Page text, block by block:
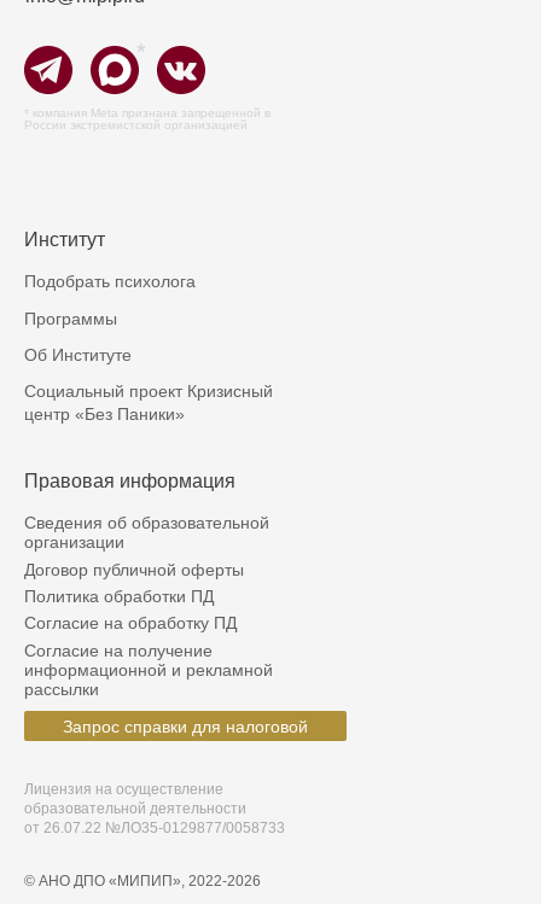
Об Институте
Подобрать психолога
Сведения об образовательной
организации
Договор публичной оферты
Политика обработки ПД
Согласие на обработку ПД
Согласие на получение
информационной и рекламной
рассылки
Правовая информация
Институт
Программы
Социальный проект Кризисный
центр «Без Паники»
*
* компания Meta признана запрещенной в
России экстремистской организацией
© АНО ДПО «МИПИП», 2022-2026
Лицензия на осуществление
образовательной деятельности
от 26.07.22 №ЛО35-0129877/0058733
Запрос справки для налоговой